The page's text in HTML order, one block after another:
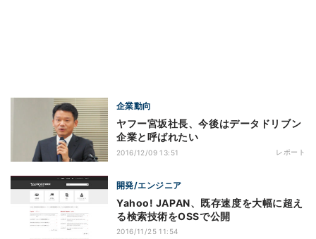
企業動向
ヤフー宮坂社長、今後はデータドリブン
企業と呼ばれたい
2016/12/09 13:51 レポート
開発/エンジニア
Yahoo! JAPAN、既存速度を大幅に超え
る検索技術をOSSで公開
2016/11/25 11:54